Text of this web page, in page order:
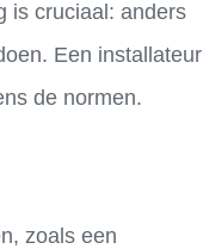
is cruciaal: anders
Een installateur
de normen.
zoals een